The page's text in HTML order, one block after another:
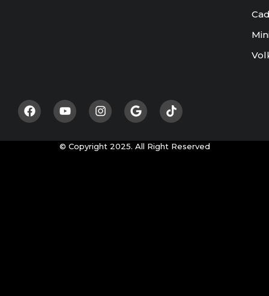
© Copyright 2025. All Right Reserved